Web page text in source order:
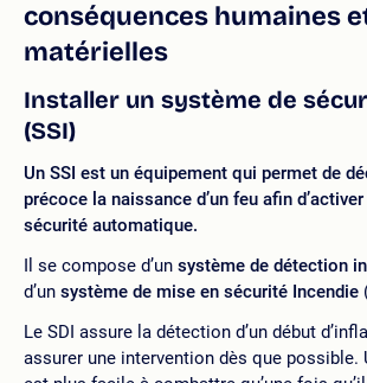
conséquences humaines
matérielles
Installer un système de
(SSI)
Un SSI est un équipement qui permet de
précoce la naissance d’un feu afin
sécurité automatique.
Il se compose d’un système de détection
d’un système de mise en sécurité Incendie
Le SDI assure la détection d’un début
assurer une intervention dès que possible.